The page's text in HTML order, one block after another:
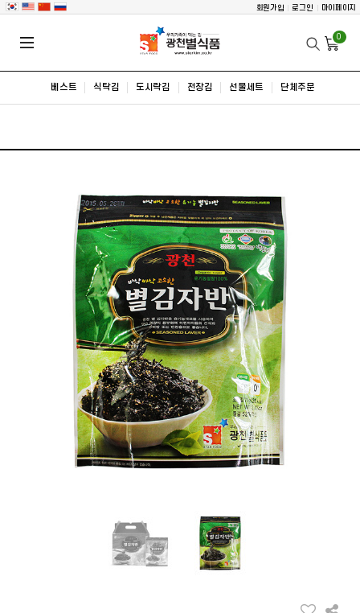
회원가입 로그인 마이페이지
0
베스트 식탁김 도시락김 전장김 선물세트 단체주문